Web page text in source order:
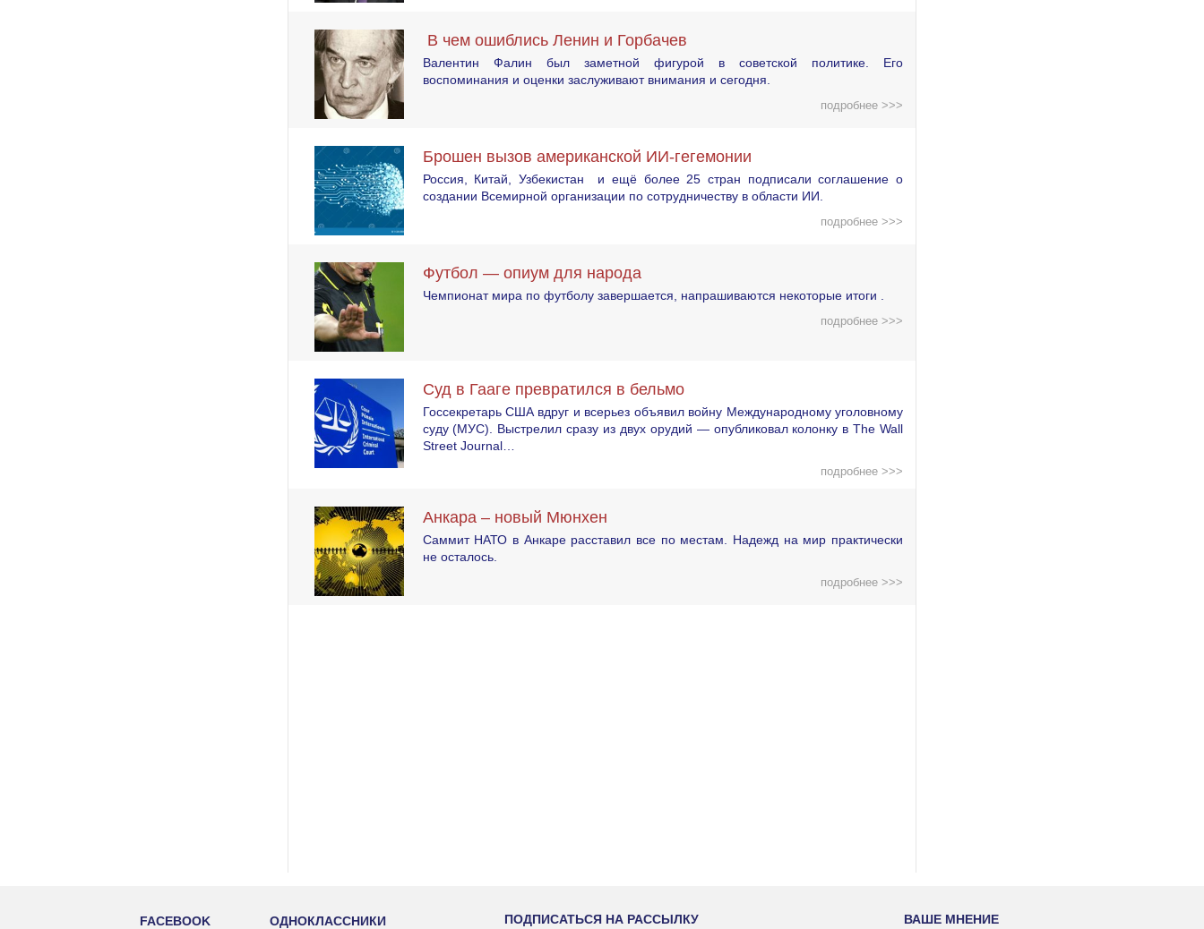
В чем ошиблись Ленин и Горбачев
Валентин Фалин был заметной фигурой в советской политике. Его
воспоминания и оценки заслуживают внимания и сегодня.
подробнее >>>
Брошен вызов американской ИИ-гегемонии
Россия, Китай, Узбекистан и ещё более 25 стран подписали соглашение о
создании Всемирной организации по сотрудничеству в области ИИ.
подробнее >>>
Футбол — опиум для народа
Чемпионат мира по футболу завершается, напрашиваются некоторые итоги .
подробнее >>>
Суд в Гааге превратился в бельмо
Госсекретарь США вдруг и всерьез объявил войну Международному уголовному
суду (МУС). Выстрелил сразу из двух орудий — опубликовал колонку в The Wall
Street Journal…
подробнее >>>
Анкара – новый Мюнхен
Саммит НАТО в Анкаре расставил все по местам. Надежд на мир практически
не осталось.
подробнее >>>
FACEBOOK ОДНОКЛАССНИКИ ПОДПИСАТЬСЯ НА РАССЫЛКУ ВАШЕ МНЕНИЕ